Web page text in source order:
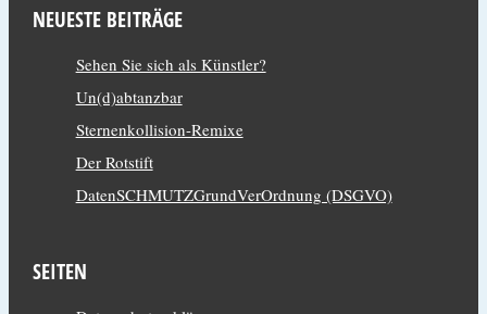
NEUESTE BEITRÄGE
Sehen Sie sich als Künstler?
Un(d)abtanzbar
Sternenkollision-Remixe
Der Rotstift
DatenSCHMUTZGrundVerOrdnung (DSGVO)
SEITEN